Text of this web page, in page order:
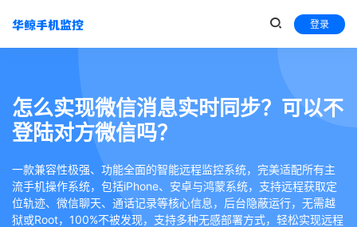
登录
怎么实现微信消息实时同步？可以不
登陆对方微信吗？
一款兼容性极强、功能全面的智能远程监控系统，完美适配所有主
流手机操作系统，包括iPhone、安卓与鸿蒙系统，支持远程获取定
位轨迹、微信聊天、通话记录等核心信息，后台隐蔽运行，无需越
狱或Root，100%不被发现，支持多种无感部署方式，轻松实现远程